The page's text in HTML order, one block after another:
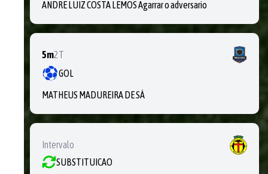
ANDRE LUIZ COSTA LEMOS Agarrar o adversario
5m2T
GOL
MATHEUS MADUREIRA DE SÁ
Intervalo
SUBSTITUICAO